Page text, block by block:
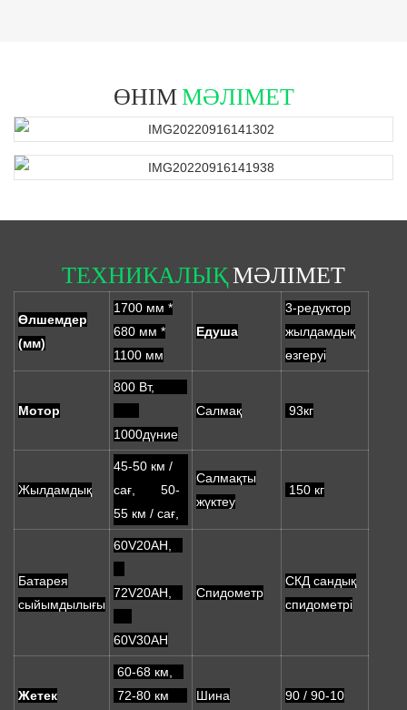
ӨНІММӘЛІМЕТ
ТЕХНИКАЛЫҚМӘЛІМЕТ
Өлшемдер
(мм)
1700 мм *
680 мм *
1100 мм
Едуша
3-редуктор
жылдамдық
өзгеруі
Мотор
800 Вт,
1000дүние
Салмақ 93кг
Жылдамдық
45-50 км /
сағ, 50-
55 км / сағ,
Салмақты
жүктеу
150 кг
Батарея
сыйымдылығы
60V20AH,
72V20AH,
60V30AH
Спидометр
СКД сандық
спидометрі
Жетек
60-68 км,
72-80 км
Шина
90 / 90-10